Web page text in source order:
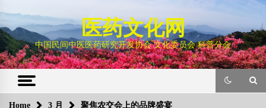
content
医药文化网
中国民间中医医药研究开发协会 文化委员会 科普分会
Home 3 月 聚焦农交会上的品牌盛宴